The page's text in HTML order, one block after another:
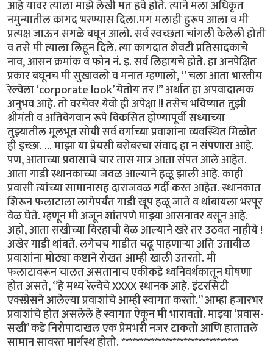
आहे यावर त्याला माझे लेखी मत हवे होते. त्याने मला अधिकृत
नमुन्यातील कागद भरण्यास दिला.मग मलाही हुरूप आला व मी
प्रत्यक्ष जाऊन सगळे बघून आलो. सर्व स्वच्छता चांगली केलेली होती
व तसे मी त्याला लिहून दिले. त्या कागदात शेवटी प्रतिसादकाचे
नाव, आसन क्रमांक व फोन नं. इ. सर्व लिहायचे होते. हा अनपेक्षित
प्रकार बघूनच मी सुखावलो व मनात म्हणालो, ‘’ चला आता भारतीय
रेल्वेला ‘corporate look’ येतोय तर !” अर्थात हा अपवादात्मक
अनुभव आहे. तो वरचेवर येवो ही अपेक्षा !! तसेच भविष्यात तुझी
श्रीमंती व अतिवेगवान रूपे विकसित होण्यापूर्वी सध्याच्या
तुझ्यातील मूलभूत सोयी सर्व वर्गाच्या प्रवाशांना व्यवस्थित मिळोत
ही इच्छा. ... माझा या प्रेयसी बरोबरचा संवाद हा न संपणारा आहे.
पण, आताच्या प्रवासाचे चार तास मात्र आता संपत आले आहेत.
आता गाडी स्थानकाच्या जवळ आल्याने हळू झाली आहे. काही
प्रवासी त्यांच्या सामानासह दाराजवळ गर्दी करत आहेत. स्थानकात
शिरून फलाटाला लागेपर्यंत गाडी खूप हळू जाते व थांबायला भरपूर
वेळ घेते. म्हणून मी अजून शांतपणे माझ्या आसनावर बसून आहे.
अहो, आता सखीच्या विरहाची वेळ आल्याने खरे तर उठवत नाहीये !
अखेर गाडी थांबते. लगेचच गाडीत चढू पाहणाऱ्या अति उतावीळ
प्रवाशांना मोठ्या कष्टाने रोखत आम्ही खाली उतरतो. मी
फलाटावरून चालत असतानाच एकीकडे ध्वनिवर्धकातून घोषणा
होत असते, ‘’हे मध्य रेल्वेचे XXXX स्थानक आहे. इंटरसिटी
एक्स्प्रेसने आलेल्या प्रवाशांचे आम्ही स्वागत करतो.’’ आम्हा हजारभर
प्रवाशांचे होत असलेले हे स्वागत ऐकून मी भारावतो. माझ्या ‘प्रवास-
सखी’ कडे निरोपादाखल एक प्रेमभरी नजर टाकतो आणि हातातले
सामान सावरत मार्गस्थ होतो. ********************************